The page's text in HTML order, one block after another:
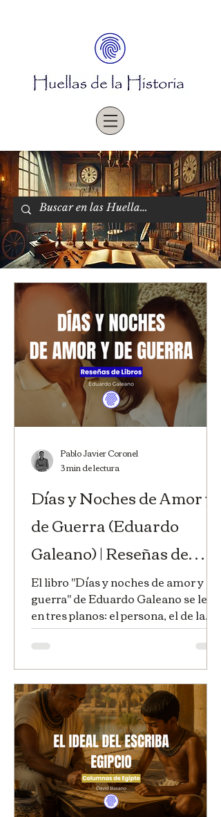
Días y Noches de Amor y
de Guerra (Eduardo
Galeano) | Reseñas de
Libros | Huellas de la
Historia
El libro "Días y noches de amor y de
guerra" de Eduardo Galeano se lee
en tres planos: el persona, el de la
memoria y el de la historia. En esta
reseña te cuento por qué.
Pablo Javier Coronel
3 min de lectura